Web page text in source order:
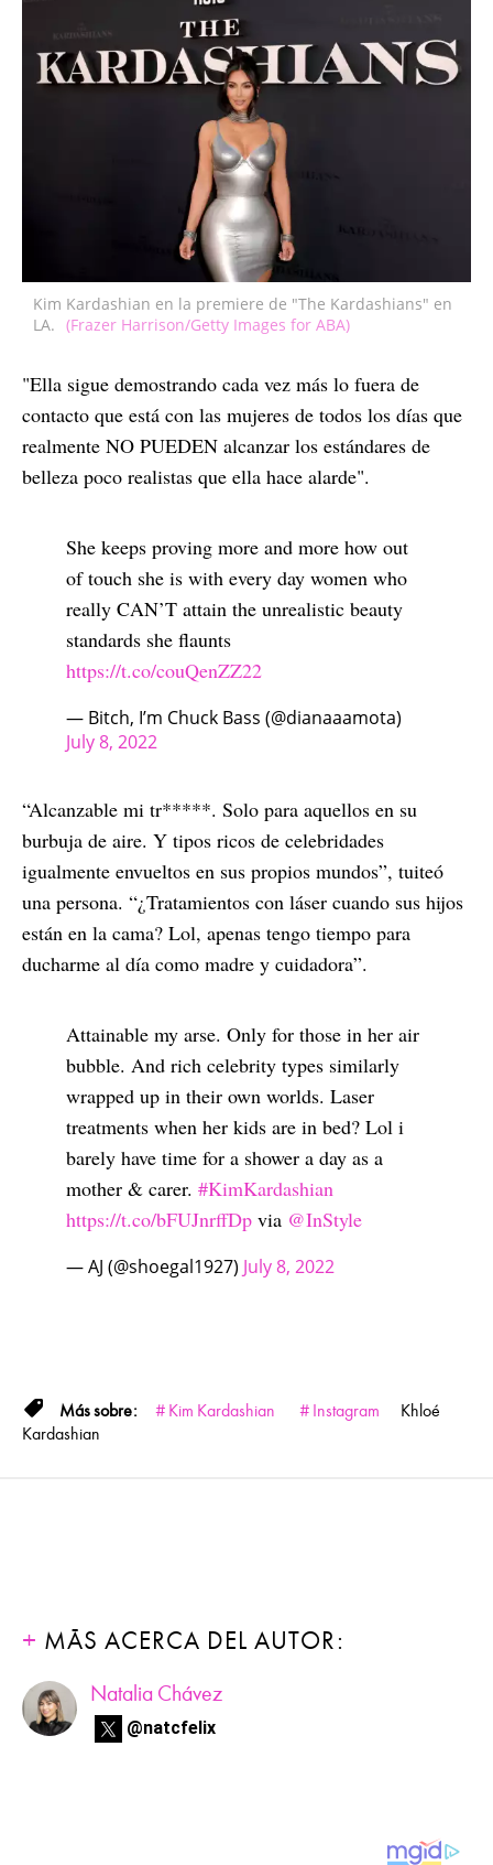
Kim Kardashian en la premiere de "The Kardashians" en
LA. (Frazer Harrison/Getty Images for ABA)
"Ella sigue demostrando cada vez más lo fuera de
contacto que está con las mujeres de todos los días que
realmente NO PUEDEN alcanzar los estándares de
belleza poco realistas que ella hace alarde".
She keeps proving more and more how out
of touch she is with every day women who
really CAN’T attain the unrealistic beauty
standards she flaunts
https://t.co/couQenZZ22
— Bitch, I’m Chuck Bass (@dianaaamota)
July 8, 2022
“Alcanzable mi tr*****. Solo para aquellos en su
burbuja de aire. Y tipos ricos de celebridades
igualmente envueltos en sus propios mundos”, tuiteó
una persona. “¿Tratamientos con láser cuando sus hijos
están en la cama? Lol, apenas tengo tiempo para
ducharme al día como madre y cuidadora”.
Attainable my arse. Only for those in her air
bubble. And rich celebrity types similarly
wrapped up in their own worlds. Laser
treatments when her kids are in bed? Lol i
barely have time for a shower a day as a
mother & carer. #KimKardashian
https://t.co/bFUJnrffDp via @InStyle
— AJ (@shoegal1927) July 8, 2022
Kim Kardashian Instagram
Khloé
Kardashian
MÁS ACERCA DEL AUTOR:
Natalia Chávez
@natcfelix